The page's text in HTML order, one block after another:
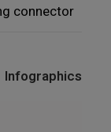
connector
Infographics